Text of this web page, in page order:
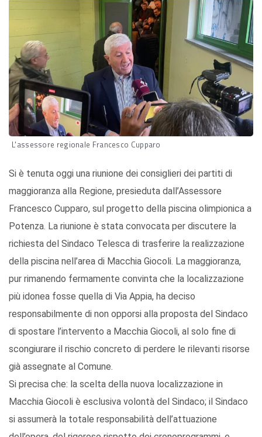
L'assessore regionale Francesco Cupparo
Si è tenuta oggi una riunione dei consiglieri dei partiti di
maggioranza alla Regione, presieduta dall’Assessore
Francesco Cupparo, sul progetto della piscina olimpionica a
Potenza. La riunione è stata convocata per discutere la
richiesta del Sindaco Telesca di trasferire la realizzazione
della piscina nell’area di Macchia Giocoli. La maggioranza,
pur rimanendo fermamente convinta che la localizzazione
più idonea fosse quella di Via Appia, ha deciso
responsabilmente di non opporsi alla proposta del Sindaco
di spostare l’intervento a Macchia Giocoli, al solo fine di
scongiurare il rischio concreto di perdere le rilevanti risorse
già assegnate al Comune.
Si precisa che: la scelta della nuova localizzazione in
Macchia Giocoli è esclusiva volontà del Sindaco; il Sindaco
si assumerà la totale responsabilità dell’attuazione